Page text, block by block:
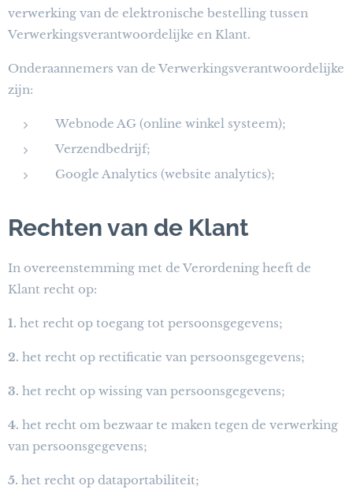
verwerking van de elektronische bestelling tussen
Verwerkingsverantwoordelijke en Klant.
Onderaannemers van de Verwerkingsverantwoordelijke
zijn:
Webnode AG (online winkel systeem);
Verzendbedrijf;
Google Analytics (website analytics);
Rechten van de Klant
In overeenstemming met de Verordening heeft de
Klant recht op:
1. het recht op toegang tot persoonsgegevens;
2. het recht op rectificatie van persoonsgegevens;
3. het recht op wissing van persoonsgegevens;
4. het recht om bezwaar te maken tegen de verwerking
van persoonsgegevens;
5. het recht op dataportabiliteit;